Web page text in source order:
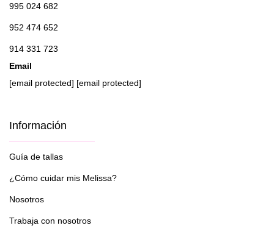
995 024 682
952 474 652
914 331 723
Email
[email protected] [email protected]
Información
Guía de tallas
¿Cómo cuidar mis Melissa?
Nosotros
Trabaja con nosotros